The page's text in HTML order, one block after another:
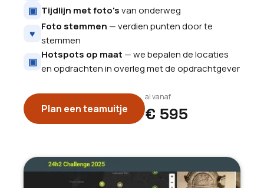
▣ Tijdlijn met foto'svan onderweg
♥
Foto stemmen — verdien punten door te
stemmen
▣
Hotspots op maat — we bepalen de locaties
en opdrachten in overleg met de opdrachtgever
Plan een teamuitje
al vanaf
€ 595